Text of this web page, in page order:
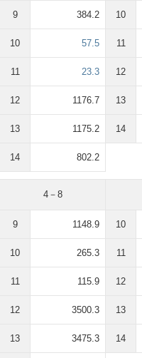
9 384.2
10 57.5
11 23.3
12 1176.7
13 1175.2
14 802.2
10
11
12
13
14
4－8
9 1148.9
10 265.3
11 115.9
12 3500.3
13 3475.3
10
11
12
13
14